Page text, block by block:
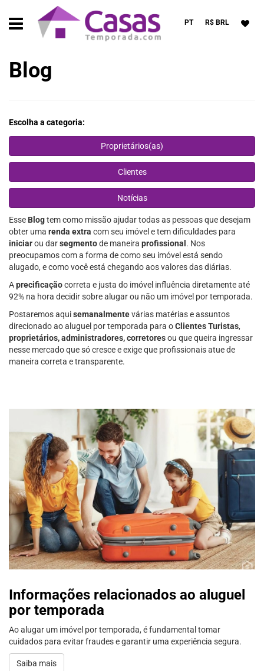
PT R$ BRL
Blog
Escolha a categoria:
Proprietários(as)
Clientes
Notícias
Esse Blogtem como missão ajudar todas as pessoas que desejam
obter uma renda extra com seu imóvel e tem dificuldades para
iniciarou darsegmentode maneira profissional . Nos
preocupamos com a forma de como seu imóvel está sendo
alugado, e como você está chegando aos valores das diárias.
Aprecificaçãocorreta e justa do imóvel influência diretamente até
92% na hora decidir sobre alugar ou não um imóvel por temporada.
Postaremos aquisemanalmentevárias matérias e assuntos
direcionado ao aluguel por temporada para oClientes Turistas,
proprietários, administradores, corretoresou que queira ingressar
nesse mercado que só cresce e exige que profissionais atue de
maneira correta e transparente.
Informações relacionados ao aluguel
por temporada
Ao alugar um imóvel por temporada, é fundamental tomar
cuidados para evitar fraudes e garantir uma experiência segura.
Saiba mais